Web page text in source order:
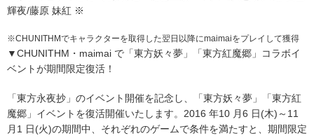
輝夜/藤原 妹紅 ※
※CHUNITHMでキャラクターを取得した翌日以降にmaimaiをプレイして獲得
▼CHUNITHM・maimai で「東方妖々夢」「東方紅魔郷」コラボイ
ベントが期間限定復活！
「東方永夜抄」のイベント開催を記念し、「東方妖々夢」「東方紅
魔郷」イベントを復活開催いたします。2016 年10 月6 日(木)～11
月1 日(火)の期間中、それぞれのゲームで条件を満たすと、期間限定